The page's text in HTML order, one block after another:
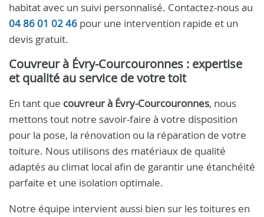
habitat avec un suivi personnalisé. Contactez-nous au
04 86 01 02 46 pour une intervention rapide et un
devis gratuit.
Couvreur à Évry-Courcouronnes : expertise
et qualité au service de votre toit
En tant que couvreur à Évry-Courcouronnes, nous
mettons tout notre savoir-faire à votre disposition
pour la pose, la rénovation ou la réparation de votre
toiture. Nous utilisons des matériaux de qualité
adaptés au climat local afin de garantir une étanchéité
parfaite et une isolation optimale.
Notre équipe intervient aussi bien sur les toitures en